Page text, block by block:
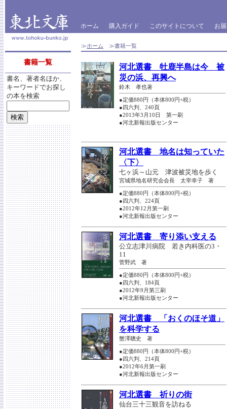
ホーム 購入ガイド このサイトについて お
≫ホーム ≫書籍一覧
書籍一覧
書名、著者名ほか、
キーワードでお探し
の本を検索
河北選書 牡鹿半島は今 被
災の浜、再興へ
鈴木 孝也著
●定価880円（本体800円+税）
●四六判、240頁
●2013年3月10日 第一刷
●河北新報出版センター
河北選書 地名は知っていた
〈下〉
七ヶ浜～山元 津波被災地を歩く
宮城県地名研究会会長 太宰幸子 著
●定価880円（本体800円+税）
●四六判、224頁
●2012年12月第一刷
●河北新報出版センター
河北選書 寄り添い支える
公立志津川病院 若き内科医の3・
11
菅野武 著
●定価880円（本体800円+税）
●四六判、184頁
●2012年9月第三刷
●河北新報出版センター
河北選書 「おくのほそ道」
を科学する
蟹澤聰史 著
●定価880円（本体800円+税）
●四六判、214頁
●2012年6月第一刷
●河北新報出版センター
河北選書 祈りの街
仙台三十三観音を訪ねる